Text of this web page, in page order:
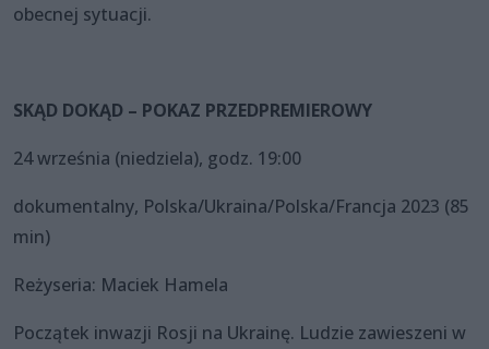
obecnej sytuacji.
SKĄD DOKĄD – POKAZ PRZEDPREMIEROWY
24 września (niedziela), godz. 19:00
dokumentalny, Polska/Ukraina/Polska/Francja 2023 (85
min)
Reżyseria: Maciek Hamela
Początek inwazji Rosji na Ukrainę. Ludzie zawieszeni w